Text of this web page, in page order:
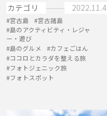
カテゴリ 2022.11.4
宮古島
宮古諸島
島のアクティビティ・レジャ
ー・遊び
島のグルメ
カフェごはん
ココロとカラダを整える旅
フォトジェニック旅
フォトスポット